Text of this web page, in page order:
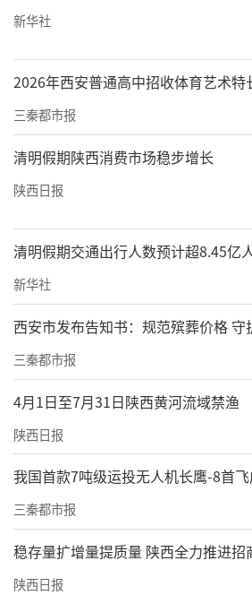
新华社
2026年西安普通高中招收体育艺术特
三秦都市报
清明假期陕西消费市场稳步增长
陕西日报
清明假期交通出行人数预计超8.45亿
新华社
西安市发布告知书：规范殡葬价格 守
三秦都市报
4月1日至7月31日陕西黄河流域禁渔
陕西日报
我国首款7吨级运投无人机长鹰-8首
三秦都市报
稳存量扩增量提质量 陕西全力推进招
陕西日报